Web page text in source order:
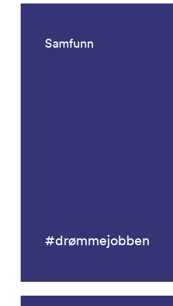
Samfunn
#drømmejobben